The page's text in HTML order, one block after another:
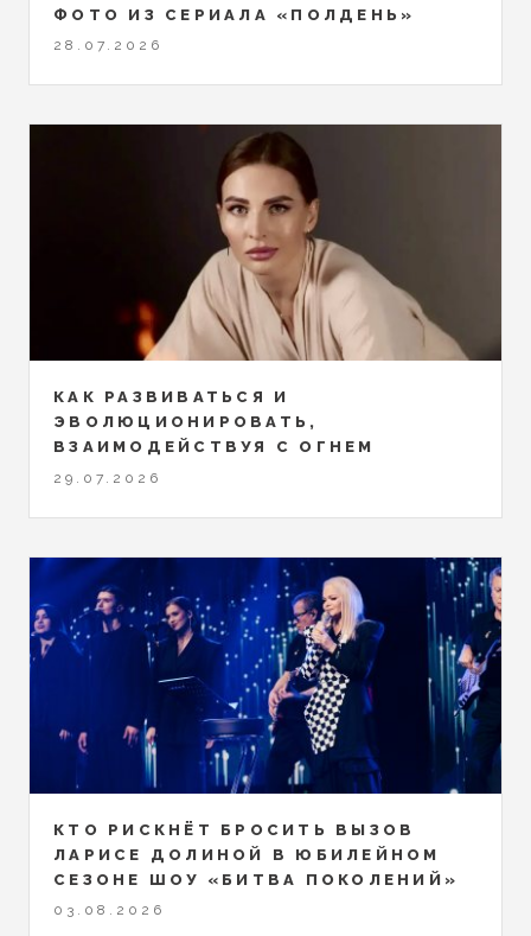
ФОТО ИЗ СЕРИАЛА «ПОЛДЕНЬ»
28.07.2026
КАК РАЗВИВАТЬСЯ И
ЭВОЛЮЦИОНИРОВАТЬ,
ВЗАИМОДЕЙСТВУЯ С ОГНЕМ
29.07.2026
КТО РИСКНЁТ БРОСИТЬ ВЫЗОВ
ЛАРИСЕ ДОЛИНОЙ В ЮБИЛЕЙНОМ
СЕЗОНЕ ШОУ «БИТВА ПОКОЛЕНИЙ»
03.08.2026